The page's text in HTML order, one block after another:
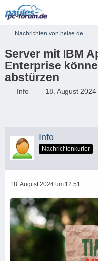
Nachrichten von heise.de
Server mit IBM
Enterprise
abstürzen
Info 18. August 2024
Info
Nachrichtenkurier
18. August 2024 um 12:51